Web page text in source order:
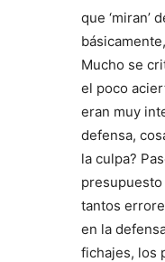
que ‘miran’
Mucho se
el poco
eran muy
defensa,
la culpa?
tantos
en la
fichajes, los